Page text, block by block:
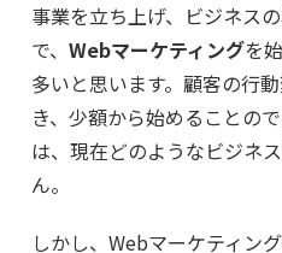
事業を立ち上げ、ビジネス
で、 Webマーケティングを
多いと思います。顧客の行
き、少額から始めることの
は、現在どのようなビジネ
ん。
しかし、Webマーケティン